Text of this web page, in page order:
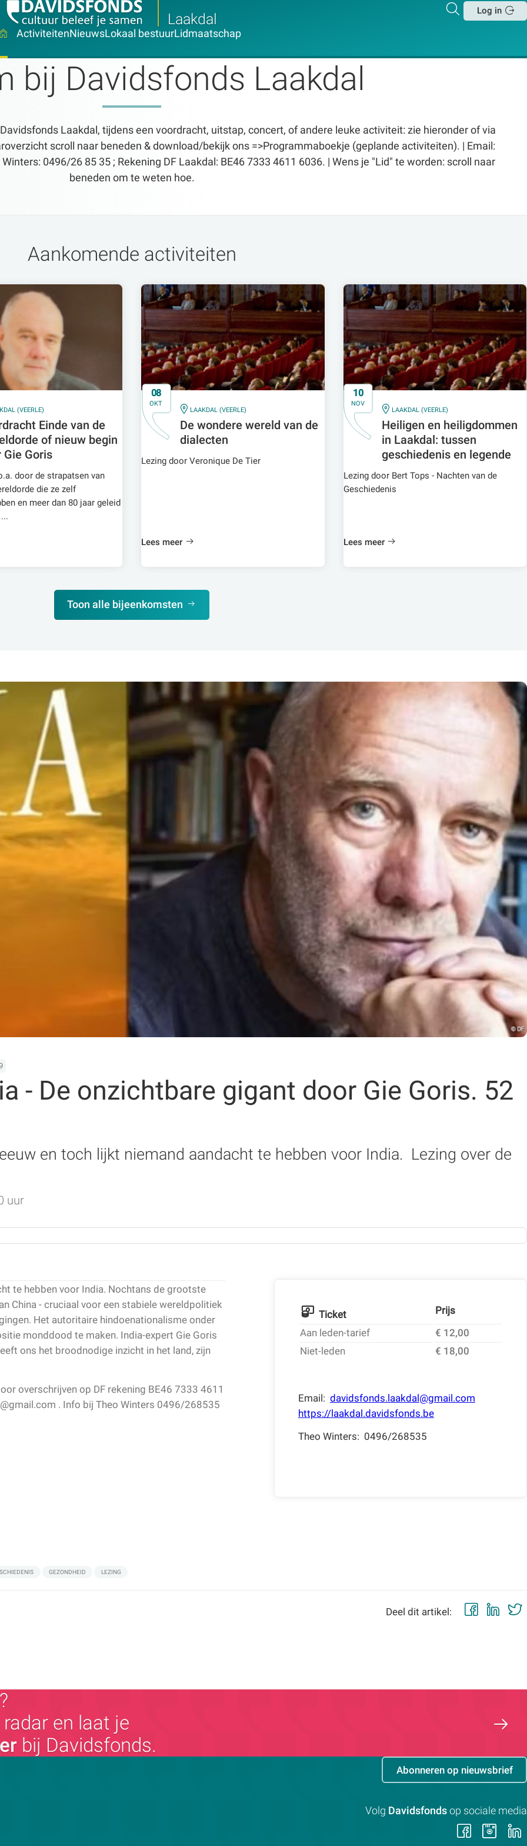
Laakdal
Zoeken
Log in
ActiviteitenNieuwsLokaal bestuurLidmaatschap
bij Davidsfonds Laakdal
Laakdal, tijdens een voordracht, uitstap, concert, of andere leuke activiteit: zie hieronder of via
scroll naar beneden & download/bekijk ons =>Programmaboekje (geplande activiteiten). | Email:
0496/26 85 35 ; Rekening DF Laakdal: BE46 7333 4611 6036. | Wens je "Lid" te worden: scroll naar
beneden om te weten hoe.
Aankomende activiteiten
(VEERLE)
Einde van de
of nieuw begin
Gie Goris
door de strapatsen van
die ze zelf
en meer dan 80 jaar geleid
08
OKT
IN
LAAKDAL (VEERLE)
De wondere wereld van de
dialecten
Lezing door Veronique De Tier
Lees meer
10
NOV
IN
LAAKDAL (VEERLE)
Heiligen en heiligdommen
in Laakdal: tussen
geschiedenis en legende
Lezing door Bert Tops - Nachten van de
Geschiedenis
Lees meer
Toon alle bijeenkomsten
- De onzichtbare gigant door Gie Goris. 52
en toch lijkt niemand aandacht te hebben voor India. Lezing over de
uur
te hebben voor India. Nochtans de grootste
China - cruciaal voor een stabiele wereldpolitiek
Het autoritaire hindoenationalisme onder
monddood te maken. India-expert Gie Goris
ons het broodnodige inzicht in het land, zijn
overschrijven op DF rekening BE46 7333 4611
. Info bij Theo Winters 0496/268535
Ticket
Prijs
Aan leden-tarief
€ 12,00
Niet-leden
€ 18,00
Email: davidsfonds.laakdal@gmail.com
https://laakdal.davidsfonds.be
Theo Winters: 0496/268535
GEZONDHEID LEZING
Deel dit artikel:
en laat je
bij Davidsfonds.
Abonneren op nieuwsbrief
Volg Davidsfonds op sociale media
Volg